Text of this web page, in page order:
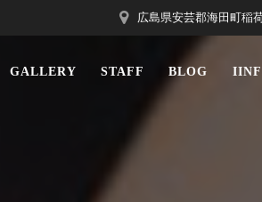
広島県安芸郡海田町稲
GALLERY STAFF BLOG